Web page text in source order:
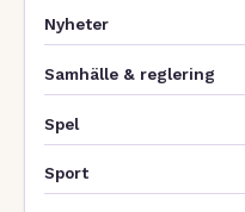
Nyheter
Samhälle & reglering
Spel
Sport